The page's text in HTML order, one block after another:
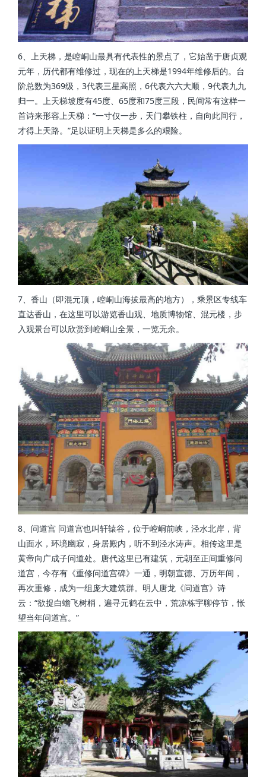
6、上天梯，是崆峒山最具有代表性的景点了，它始凿于唐贞观
元年，历代都有维修过，现在的上天梯是1994年维修后的。台
阶总数为369级，3代表三星高照，6代表六六大顺，9代表九九
归一。上天梯坡度有45度、65度和75度三段，民间常有这样一
首诗来形容上天梯：“一寸仅一步，天门攀铁柱，自向此间行，
才得上天路。”足以证明上天梯是多么的艰险。
7、香山（即混元顶，崆峒山海拔最高的地方），乘景区专线车
直达香山，在这里可以游览香山观、地质博物馆、混元楼，步
入观景台可以欣赏到崆峒山全景，一览无余。
8、问道宫 问道宫也叫轩辕谷，位于崆峒前峡，泾水北岸，背
山面水，环境幽寂，身居殿内，听不到泾水涛声。相传这里是
黄帝向广成子问道处。唐代这里已有建筑，元朝至正间重修问
道宫，今存有《重修问道宫碑》一通，明朝宣德、万历年间，
再次重修，成为一组庞大建筑群。明人唐龙《问道宫》诗
云：“欲捉白蟾飞树梢，遍寻元鹤在云中，荒凉栋宇聊停节，怅
望当年问道宫。”